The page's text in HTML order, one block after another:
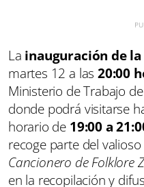
La inauguración de
martes 12 a las 20:00
Ministerio de Trabajo de
donde podrá visitarse
horario de 19:00 a
recoge parte del
Cancionero de Folklore
en la recopilación y